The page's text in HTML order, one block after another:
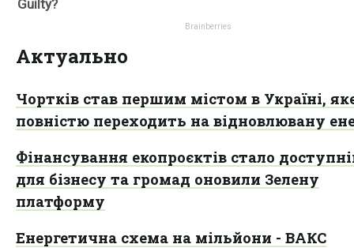
Актуально
Чортків став першим містом в Україні,
повністю переходить на відновлювану
Фінансування екопроєктів стало
для бізнесу та громад оновили Зелену
платформу
Енергетична схема на мільйони - ВАКС